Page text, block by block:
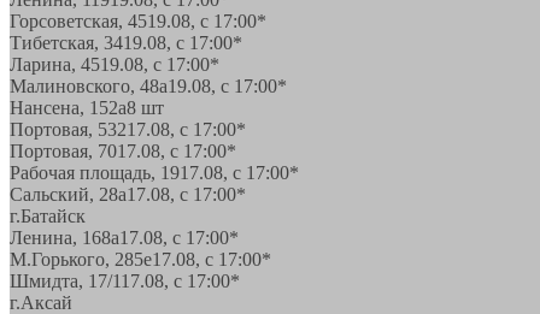
Горсоветская, 4519.08, с 17:00*
Тибетская, 3419.08, с 17:00*
Ларина, 4519.08, с 17:00*
Малиновского, 48а19.08, с 17:00*
Нансена, 152а8 шт
Портовая, 53217.08, с 17:00*
Портовая, 7017.08, с 17:00*
Рабочая площадь, 1917.08, с 17:00*
Сальский, 28a17.08, с 17:00*
г.Батайск
Ленина, 168а17.08, с 17:00*
М.Горького, 285е17.08, с 17:00*
Шмидта, 17/117.08, с 17:00*
г.Аксай